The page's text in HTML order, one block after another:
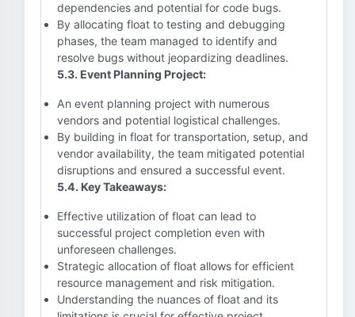
dependencies and potential for code bugs.
By allocating float to testing and debugging
phases, the team managed to identify and
resolve bugs without jeopardizing deadlines.
5.3. Event Planning Project:
An event planning project with numerous
vendors and potential logistical challenges.
By building in float for transportation, setup, and
vendor availability, the team mitigated potential
disruptions and ensured a successful event.
5.4. Key Takeaways:
Effective utilization of float can lead to
successful project completion even with
unforeseen challenges.
Strategic allocation of float allows for efficient
resource management and risk mitigation.
Understanding the nuances of float and its